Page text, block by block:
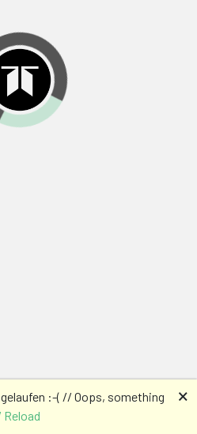
:-( // Oops, something
Reload
🗙